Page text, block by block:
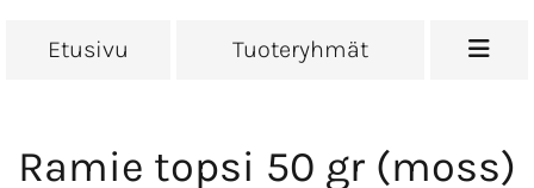
Etusivu Tuoteryhmät
Ramie topsi 50 gr (moss)